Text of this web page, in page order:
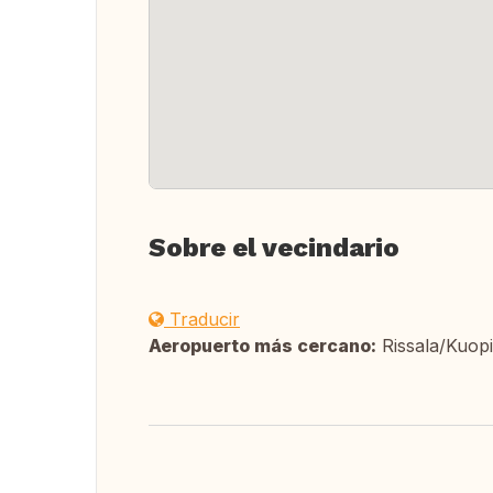
Sobre el vecindario
Traducir
Aeropuerto más cercano: Rissala/